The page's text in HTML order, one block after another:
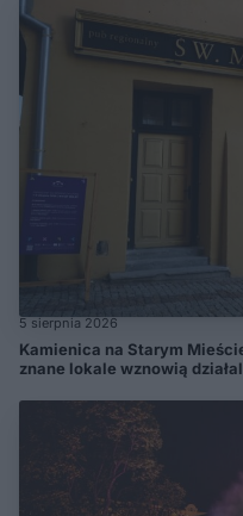
5 sierpnia 2026
Kamienica na Starym
znane lokale wznowią